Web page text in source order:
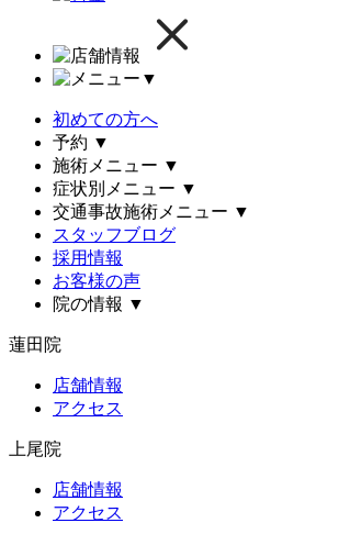
▼
初めての方へ
予約 ▼
施術メニュー ▼
症状別メニュー ▼
交通事故施術メニュー ▼
スタッフブログ
採用情報
お客様の声
院の情報 ▼
蓮田院
店舗情報
アクセス
上尾院
店舗情報
アクセス